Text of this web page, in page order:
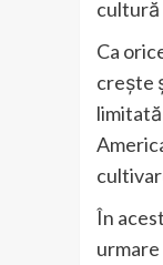
cultură
Ca
crește
În